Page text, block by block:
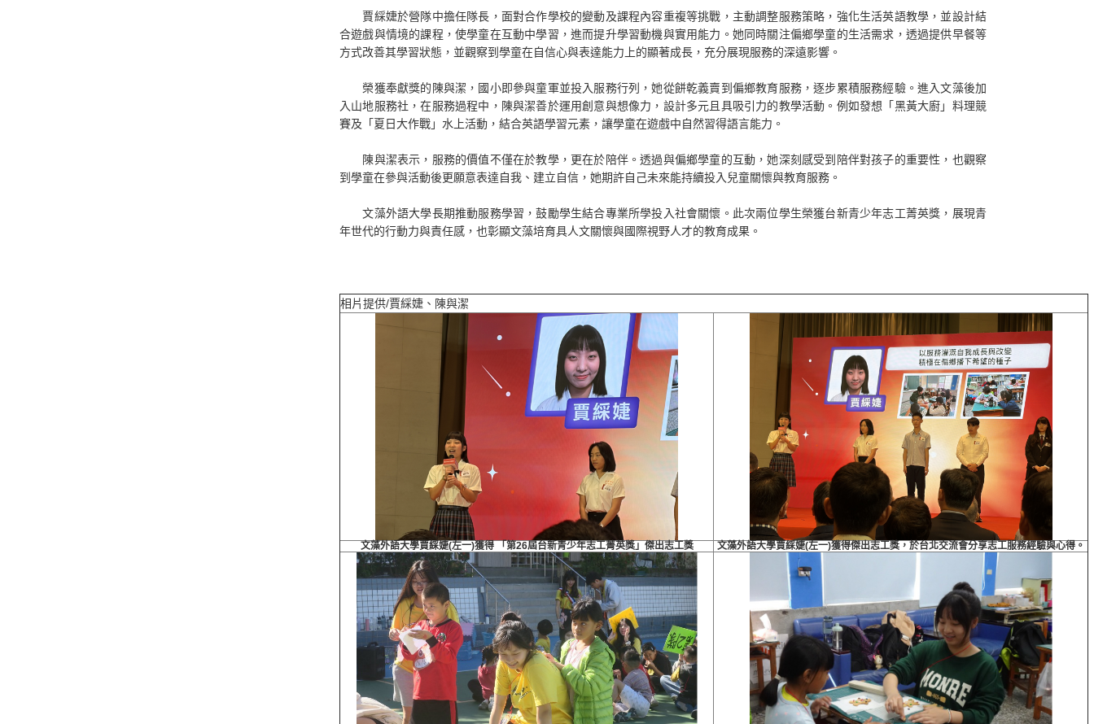
賈綵婕於營隊中擔任隊長，面對合作學校的變動及課程內容重複等挑戰，主動調整服務策略，強化生活英語教學，並設計結
合遊戲與情境的課程，使學童在互動中學習，進而提升學習動機與實用能力。她同時關注偏鄉學童的生活需求，透過提供早餐等
方式改善其學習狀態，並觀察到學童在自信心與表達能力上的顯著成長，充分展現服務的深遠影響。
榮獲奉獻獎的陳與潔，國小即參與童軍並投入服務行列，她從餅乾義賣到偏鄉教育服務，逐步累積服務經驗。進入文藻後加
入山地服務社，在服務過程中，陳與潔善於運用創意與想像力，設計多元且具吸引力的教學活動。例如發想「黑黃大廚」料理競
賽及「夏日大作戰」水上活動，結合英語學習元素，讓學童在遊戲中自然習得語言能力。
陳與潔表示，服務的價值不僅在於教學，更在於陪伴。透過與偏鄉學童的互動，她深刻感受到陪伴對孩子的重要性，也觀察
到學童在參與活動後更願意表達自我、建立自信，她期許自己未來能持續投入兒童關懷與教育服務。
文藻外語大學長期推動服務學習，鼓勵學生結合專業所學投入社會關懷。此次兩位學生榮獲台新青少年志工菁英獎，展現青
年世代的行動力與責任感，也彰顯文藻培育具人文關懷與國際視野人才的教育成果。
相片提供/賈綵婕、陳與潔
文藻外語大學賈綵婕(左一)獲得 「第26屆台新青少年志工菁英獎」傑出志工獎 文藻外語大學賈綵婕(左一)獲得傑出志工獎，於台北交流會分享志工服務經驗與心得。